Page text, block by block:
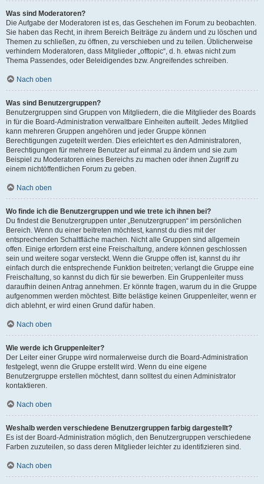
Was sind Moderatoren?
Die Aufgabe der Moderatoren ist es, das Geschehen im Forum zu beobachten.
Sie haben das Recht, in ihrem Bereich Beiträge zu ändern und zu löschen und
Themen zu schließen, zu öffnen, zu verschieben und zu teilen. Üblicherweise
verhindern Moderatoren, dass Mitglieder „offtopic“, d. h. etwas nicht zum
Thema Passendes, oder Beleidigendes bzw. Angreifendes schreiben.
Nach oben
Was sind Benutzergruppen?
Benutzergruppen sind Gruppen von Mitgliedern, die die Mitglieder des Boards
in für die Board-Administration verwaltbare Einheiten aufteilt. Jedes Mitglied
kann mehreren Gruppen angehören und jeder Gruppe können
Berechtigungen zugeteilt werden. Dies erleichtert es den Administratoren,
Berechtigungen für mehrere Benutzer auf einmal zu ändern und sie zum
Beispiel zu Moderatoren eines Bereichs zu machen oder ihnen Zugriff zu
einem nichtöffentlichen Forum zu geben.
Nach oben
Wo finde ich die Benutzergruppen und wie trete ich ihnen bei?
Du findest die Benutzergruppen unter „Benutzergruppen“ im persönlichen
Bereich. Wenn du einer beitreten möchtest, kannst du dies mit der
entsprechenden Schaltfläche machen. Nicht alle Gruppen sind allgemein
offen. Einige erfordern erst eine Freischaltung, andere können geschlossen
sein und weitere sogar versteckt. Wenn die Gruppe offen ist, kannst du ihr
einfach durch die entsprechende Funktion beitreten; verlangt die Gruppe eine
Freischaltung, so kannst du dich für sie bewerben. Ein Gruppenleiter muss
daraufhin deinen Antrag annehmen. Er könnte fragen, warum du in die Gruppe
aufgenommen werden möchtest. Bitte belästige keinen Gruppenleiter, wenn er
dich ablehnt, er wird einen Grund dafür haben.
Nach oben
Wie werde ich Gruppenleiter?
Der Leiter einer Gruppe wird normalerweise durch die Board-Administration
festgelegt, wenn die Gruppe erstellt wird. Wenn du eine eigene
Benutzergruppe erstellen möchtest, dann solltest du einen Administrator
kontaktieren.
Nach oben
Weshalb werden verschiedene Benutzergruppen farbig dargestellt?
Es ist der Board-Administration möglich, den Benutzergruppen verschiedene
Farben zuzuteilen, so dass deren Mitglieder leichter zu identifizieren sind.
Nach oben